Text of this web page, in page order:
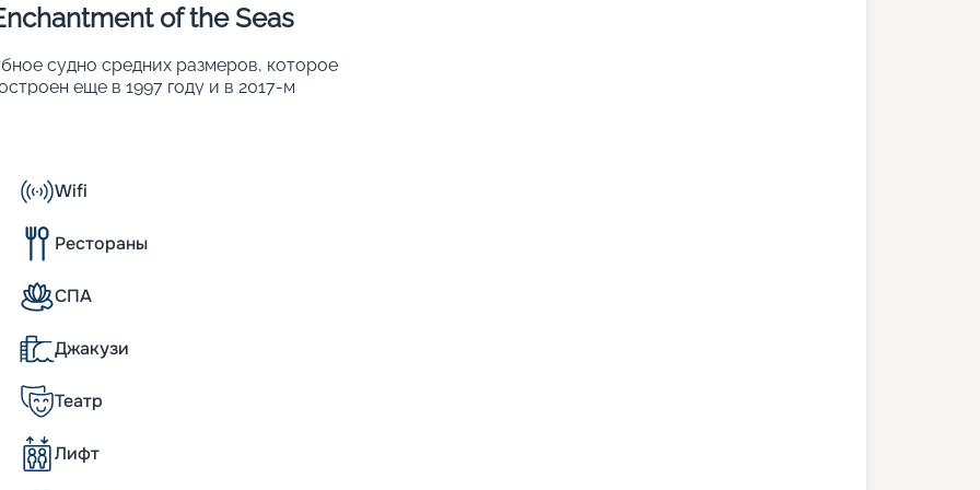
of the Seas
судно средних размеров, которое
еще в 1997 году и в 2017-м
в человеческий рост, «световые
такой подход к оформлению подобные
особенности:
отеля могут проживать около 2
лайнера для гостей откроется
ярким солнечным светом, который
и панорамные окна. Свет красиво
сквозь прозрачные лестницы, а
Wifi
Рестораны
СПА
Джакузи
Театр
Лифт